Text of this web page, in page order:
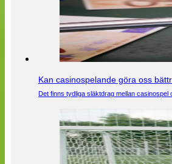
Kan casinospelande göra oss
Det finns tydliga släktdrag mellan